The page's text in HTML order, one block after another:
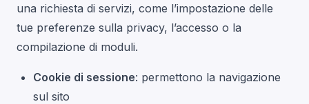
una richiesta di servizi, come l’impostazione delle
tue preferenze sulla privacy, l’accesso o la
compilazione di moduli.
Cookie di sessione: permettono la navigazione
sul sito